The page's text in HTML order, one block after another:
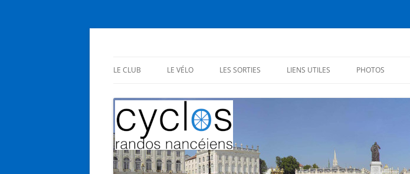
Aller
LE CLUB
STATUTS
INSCRIPTIONS
AG – RÉUNIONS
LE VÉLO
SES BIENFAITS
NOUS L’AIMONS
LES SORTIES LIENS UTILES PHOTOS